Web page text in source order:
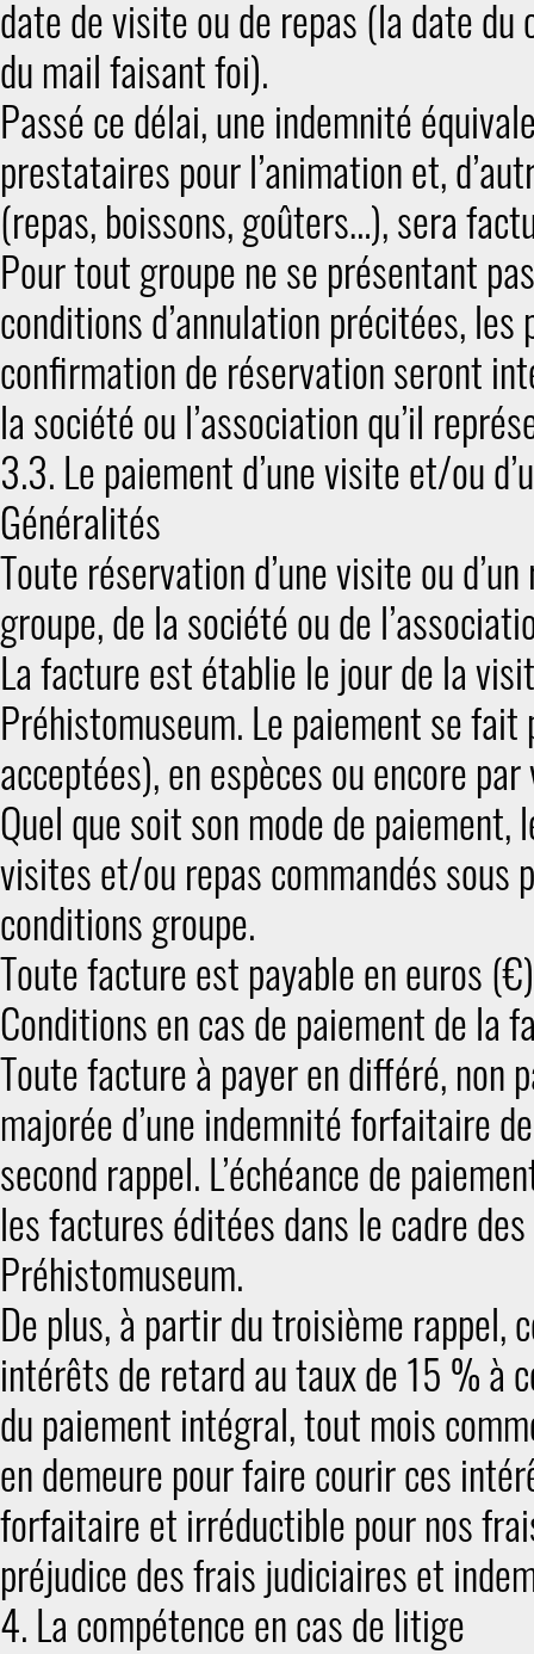
date de visite ou de repas (la date du
du mail faisant foi).
Passé ce délai, une indemnité
prestataires pour l’animation et,
(repas, boissons, goûters…), sera
Pour tout groupe ne se présentant
conditions d’annulation précitées,
confirmation de réservation seront
la société ou l’association qu’il
3.3. Le paiement d’une visite et/ou
Généralités
Toute réservation d’une visite ou
groupe, de la société ou de
La facture est établie le jour de la
Préhistomuseum. Le paiement se
acceptées), en espèces ou encore
Quel que soit son mode de paiement,
visites et/ou repas commandés sous
conditions groupe.
Toute facture est payable en euros
Conditions en cas de paiement de la
Toute facture à payer en différé, non
majorée d’une indemnité forfaitaire
second rappel. L’échéance de
les factures éditées dans le cadre
Préhistomuseum.
De plus, à partir du troisième rappel,
intérêts de retard au taux de 15 % à
du paiement intégral, tout mois
en demeure pour faire courir ces
forfaitaire et irréductible pour nos
préjudice des frais judiciaires et
4. La compétence en cas de litige